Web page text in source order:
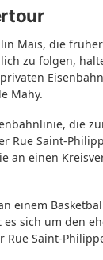
Maïs, die
zu folgen,
Mahy.
die
Rue Saint-
an einen
einem
sich um den
Rue Saint-